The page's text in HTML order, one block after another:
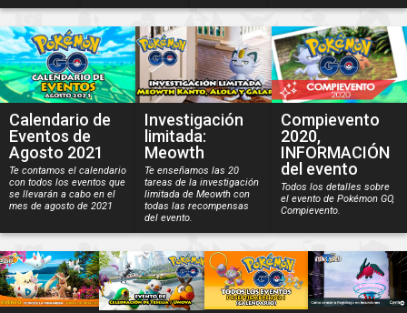
Calendario de
Eventos de
Agosto 2021
Te contamos el calendario
con todos los eventos que
se llevarán a cabo en el
mes de agosto de 2021
Investigación
limitada:
Meowth
Te enseñamos las 20
tareas de la investigación
limitada de Meowth con
todas las recompensas
del evento.
Compievento
2020,
INFORMACIÓN
del evento
Todos los detalles sobre
el evento de Pokémon GO,
Compievento.